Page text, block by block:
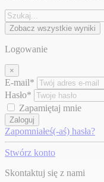
Zobacz wszystkie wyniki
Logowanie
×
E-mail*
Hasło*
Zapamiętaj mnie
Zaloguj
Zapomniałeś(-aś) hasła?
Stwórz konto
Skontaktuj się z nami